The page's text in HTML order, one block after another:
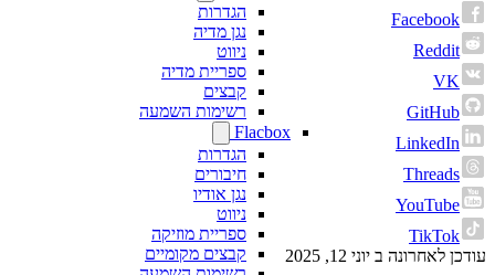
הגדרות
נגן מדיה
ניווט
ספריית מדיה
קבצים
רשימות השמעה
Flacbox
הגדרות
חיבורים
נגן אודיו
ניווט
ספריית מוזיקה
קבצים מקומיים
Facebook
Reddit
VK
GitHub
LinkedIn
Threads
YouTube
TikTok
עודכן לאחרונה ביוני 12, 2025